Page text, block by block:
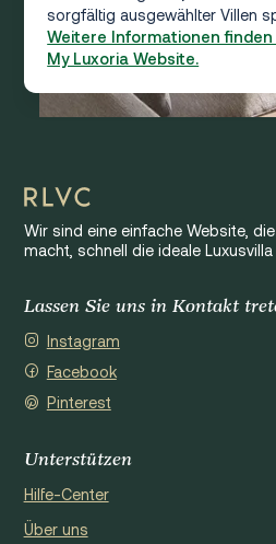
sorgfältig ausgewählter Villen
Weitere Informationen finden
My Luxoria Website.
Wir sind eine einfache Website,
macht, schnell die ideale
Lassen Sie uns in Kontakt
Instagram
Facebook
Pinterest
Unterstützen
Hilfe-Center
Über uns